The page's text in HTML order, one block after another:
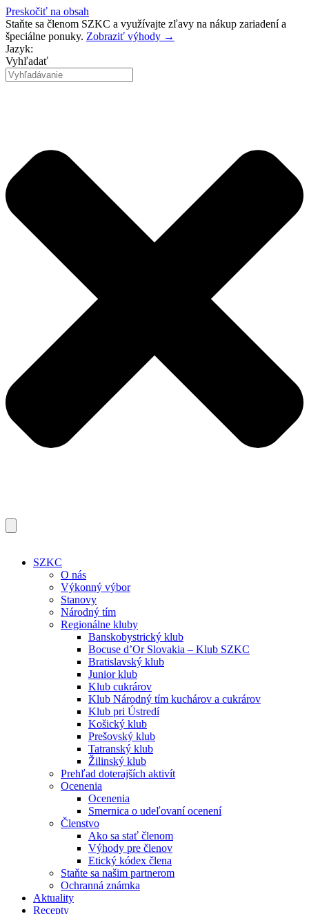
Preskočiť na obsah
Staňte sa členom SZKC a využívajte zľavy na nákup zariadení a
špeciálne ponuky. Zobraziť výhody →
Jazyk:
Vyhľadať
SZKC
O nás
Výkonný výbor
Stanovy
Národný tím
Regionálne kluby
Banskobystrický klub
Bocuse d’Or Slovakia – Klub SZKC
Bratislavský klub
Junior klub
Klub cukrárov
Klub Národný tím kuchárov a cukrárov
Klub pri Ústredí
Košický klub
Prešovský klub
Tatranský klub
Žilinský klub
Prehľad doterajších aktivít
Ocenenia
Ocenenia
Smernica o udeľovaní ocenení
Členstvo
Ako sa stať členom
Výhody pre členov
Etický kódex člena
Staňte sa našim partnerom
Ochranná známka
Aktuality
Recepty